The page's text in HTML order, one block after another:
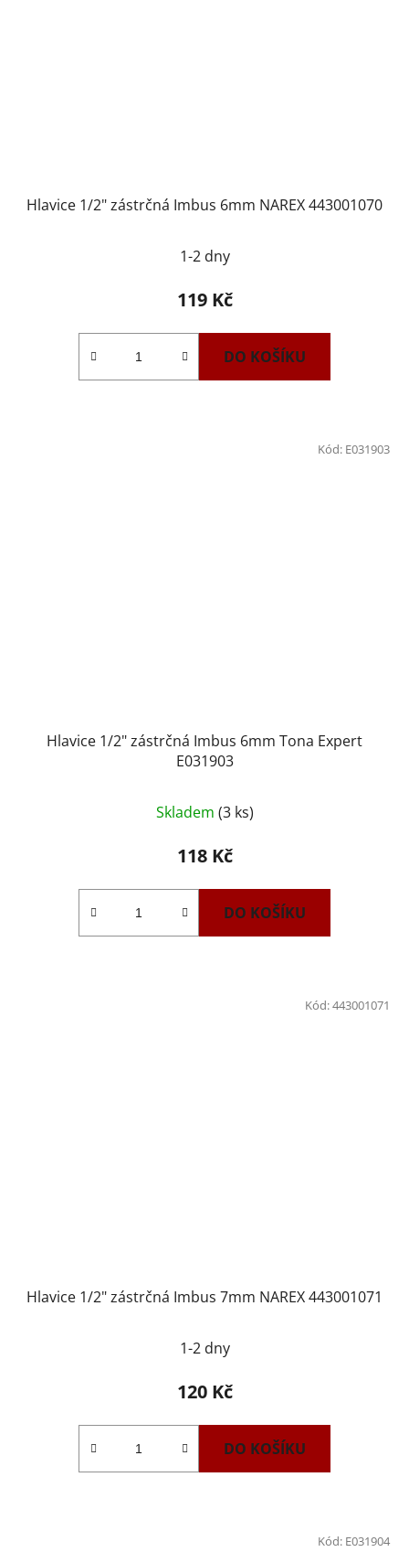
Hlavice 1/2" zástrčná Imbus 6mm NAREX 443001070
1-2 dny
119 Kč
DO KOŠÍKU
Hlavice 1/2" zástrčná Imbus 6mm Tona Expert
E031903
Skladem (3 ks)
118 Kč
DO KOŠÍKU
Kód: E031903
Hlavice 1/2" zástrčná Imbus 7mm NAREX 443001071
1-2 dny
120 Kč
DO KOŠÍKU
Kód:443001071
Kód: E031904